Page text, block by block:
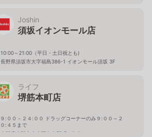
Joshin
須坂イオンモール店
10:00～21:00（平日・土日祝とも)
長野県須坂市大字福島386-1 イオンモール須坂 3F
ライフ
堺筋本町店
９:００－２４:００ ドラッグコーナーのみ９:００～２
０:４５まで
大阪府大阪市中央区久太郎町1-7-5